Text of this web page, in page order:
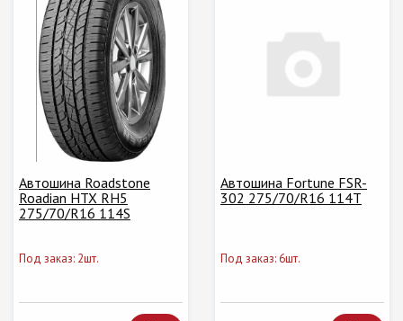
Автошина Roadstone
Roadian HTX RH5
275/70/R16 114S
Под заказ: 2шт.
Автошина Fortune FSR-
302 275/70/R16 114T
Под заказ: 6шт.